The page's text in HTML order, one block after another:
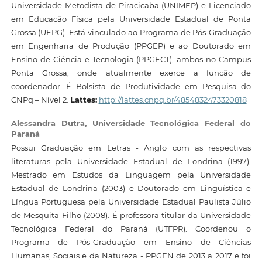
Universidade Metodista de Piracicaba (UNIMEP) e Licenciado
em Educação Física pela Universidade Estadual de Ponta
Grossa (UEPG). Está vinculado ao Programa de Pós-Graduação
em Engenharia de Produção (PPGEP) e ao Doutorado em
Ensino de Ciência e Tecnologia (PPGECT), ambos no Campus
Ponta Grossa, onde atualmente exerce a função de
coordenador. É Bolsista de Produtividade em Pesquisa do
CNPq – Nível 2. Lattes: http://lattes.cnpq.br/4854832473320818
Alessandra Dutra, Universidade Tecnológica Federal do
Paraná
Possui Graduação em Letras - Anglo com as respectivas
literaturas pela Universidade Estadual de Londrina (1997),
Mestrado em Estudos da Linguagem pela Universidade
Estadual de Londrina (2003) e Doutorado em Linguística e
Língua Portuguesa pela Universidade Estadual Paulista Júlio
de Mesquita Filho (2008). É professora titular da Universidade
Tecnológica Federal do Paraná (UTFPR). Coordenou o
Programa de Pós-Graduação em Ensino de Ciências
Humanas, Sociais e da Natureza - PPGEN de 2013 a 2017 e foi